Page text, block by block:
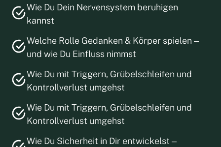
Wie Du Dein Nervensystem beruhigen
kannst
Welche Rolle Gedanken & Körper spielen –
und wie Du Einfluss nimmst
Wie Du mit Triggern, Grübelschleifen und
Kontrollverlust umgehst
Wie Du mit Triggern, Grübelschleifen und
Kontrollverlust umgehst
Wie Du Sicherheit in Dir entwickelst –